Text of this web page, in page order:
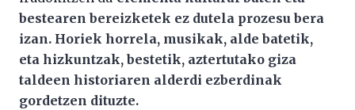
bestearen bereizketek ez dutela prozesu bera
izan. Horiek horrela, musikak, alde batetik,
eta hizkuntzak, bestetik, aztertutako giza
taldeen historiaren alderdi ezberdinak
gordetzen dituzte.